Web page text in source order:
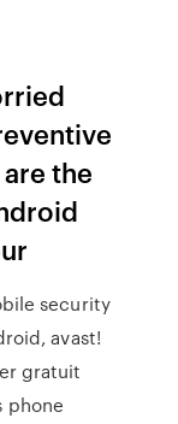
the
security
avast!
gratuit
phone